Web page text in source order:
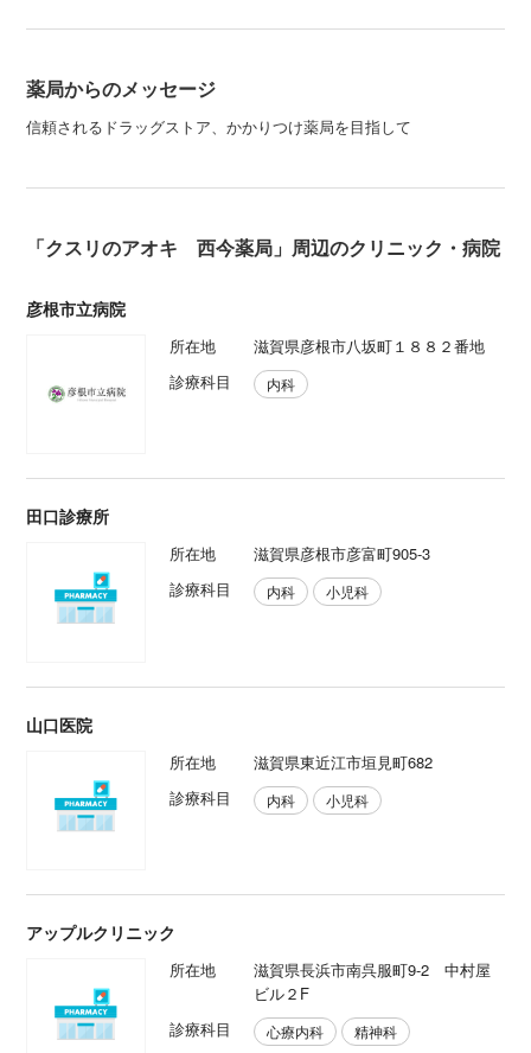
薬局からのメッセージ
信頼されるドラッグストア、かかりつけ薬局を目指して
「クスリのアオキ 西今薬局」周辺のクリニック・病院
彦根市立病院
所在地
滋賀県彦根市八坂町１８８２番地
診療科目
内科
田口診療所
所在地
滋賀県彦根市彦富町905-3
診療科目
内科 小児科
山口医院
所在地
滋賀県東近江市垣見町682
診療科目
内科 小児科
アップルクリニック
所在地
滋賀県長浜市南呉服町9-2 中村屋
ビル２F
診療科目
心療内科 精神科